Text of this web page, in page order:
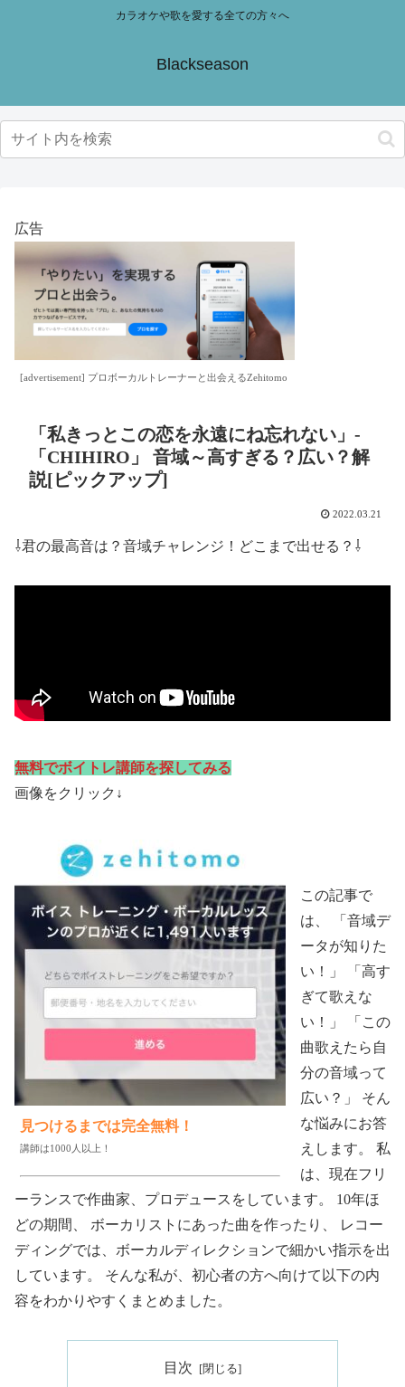
カラオケや歌を愛する全ての方々へ
Blackseason
広告
[advertisement] プロボーカルトレーナーと出会えるZehitomo
「私きっとこの恋を永遠にね忘れない」-
「CHIHIRO」 音域～高すぎる？広い？解
説[ピックアップ]
2022.03.21
⇩君の最高音は？音域チャレンジ！どこまで出せる？⇩
無料でボイトレ講師を探してみる
画像をクリック↓
見つけるまでは完全無料！
講師は1000人以上！
この記事で
は、 「音域デ
ータが知りた
い！」 「高す
ぎて歌えな
い！」 「この
曲歌えたら自
分の音域って
広い？」 そん
な悩みにお答
えします。 私
は、現在フリ
ーランスで作曲家、プロデュースをしています。 10年ほ
どの期間、 ボーカリストにあった曲を作ったり、 レコー
ディングでは、ボーカルディレクションで細かい指示を出
しています。 そんな私が、初心者の方へ向けて以下の内
容をわかりやすくまとめました。
目次